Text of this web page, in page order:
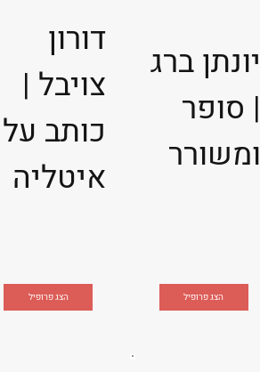
דורון
צויבל |
כותב על
איטליה
הצג פרופיל
יונתן ברג
| סופר
ומשורר
הצג פרופיל